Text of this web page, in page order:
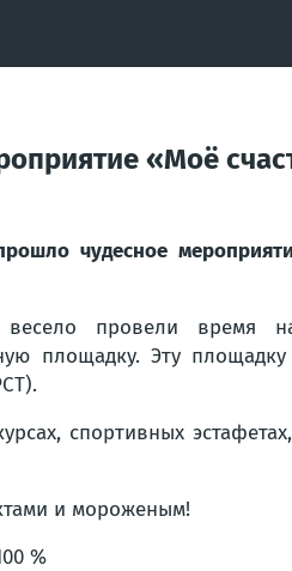
«Моё
чудесное
провели время
площадку. Эту площадку
спортивных
и мороженым!
%